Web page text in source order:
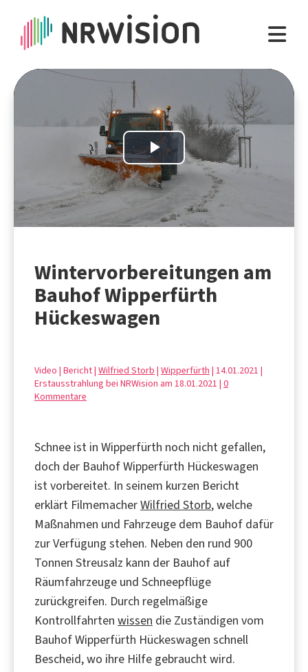
Play
Video
Wintervorbereitungen am
Bauhof Wipperfürth
Hückeswagen
Video | Bericht | Wilfried Storb | Wipperfürth | 14.01.2021 |
Erstausstrahlung bei NRWision am 18.01.2021 | 0
Kommentare
Schnee ist in Wipperfürth noch nicht gefallen,
doch der Bauhof Wipperfürth Hückeswagen
ist vorbereitet. In seinem kurzen Bericht
erklärt FilmemacherWilfried Storb, welche
Maßnahmen und Fahrzeuge dem Bauhof dafür
zur Verfügung stehen. Neben den rund 900
Tonnen Streusalz kann der Bauhof auf
Räumfahrzeuge und Schneepflüge
zurückgreifen. Durch regelmäßige
Kontrollfahrten wissen die Zuständigen vom
Bauhof Wipperfürth Hückeswagen schnell
Bescheid, wo ihre Hilfe gebraucht wird.